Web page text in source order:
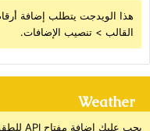
هذا الويدجت يتطلب إضافة
القالب > تنصيب الإضافات.
Weather
يجب عليك إضافة مفتاح API للطقس من خلال صفحة إعدادات القالب > الدمج